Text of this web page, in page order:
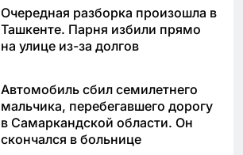
Очередная разборка произошла в
Ташкенте. Парня избили прямо
на улице из-за долгов
Автомобиль сбил семилетнего
мальчика, перебегавшего дорогу
в Самаркандской области. Он
скончался в больнице